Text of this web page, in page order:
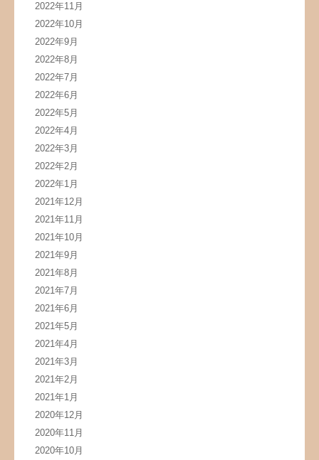
2022年11月
2022年10月
2022年9月
2022年8月
2022年7月
2022年6月
2022年5月
2022年4月
2022年3月
2022年2月
2022年1月
2021年12月
2021年11月
2021年10月
2021年9月
2021年8月
2021年7月
2021年6月
2021年5月
2021年4月
2021年3月
2021年2月
2021年1月
2020年12月
2020年11月
2020年10月